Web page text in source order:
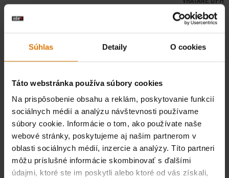
Súhlas Detaily O cookies
Táto webstránka používa súbory cookies
Na prispôsobenie obsahu a reklám, poskytovanie funkcií
sociálnych médií a analýzu návštevnosti používame
súbory cookie. Informácie o tom, ako používate naše
webové stránky, poskytujeme aj našim partnerom v
oblasti sociálnych médií, inzercie a analýzy. Títo partneri
môžu príslušné informácie skombinovať s ďalšími
údajmi, ktoré ste im poskytli alebo ktoré od vás získali,
on weber.com
Doručenie balíka do 6-9 pracovných dní. Grily cca 1-2 týždne.( Viac
informácií
Bezplatné vrátenie tovaru (Viac informácií)
Nájsť predajcu